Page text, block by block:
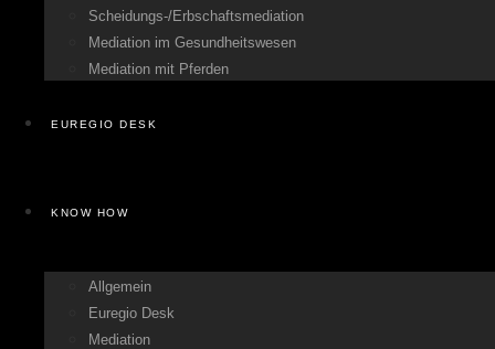
Scheidungs-/Erbschaftsmediation
Mediation im Gesundheitswesen
Mediation mit Pferden
EUREGIO DESK
KNOW HOW
Allgemein
Euregio Desk
Mediation